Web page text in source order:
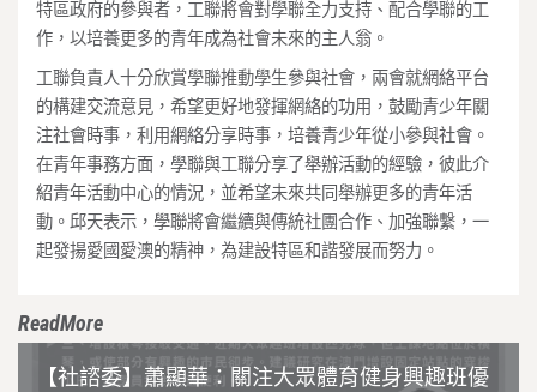
特區政府的參與者，工聯將會對學聯全力支持、配合學聯的工
作，以培養更多的青年成為社會未來的主人翁。
工聯負責人十分欣賞學聯推動學生參與社會，兩會就網絡平台
的構建交流意見，希望更好地發揮網絡的功用，鼓勵青少年關
注社會時事，利用網絡分享時事，培養青少年從小參與社會。
在青年事務方面，學聯與工聯分享了舉辦活動的經驗，彼此介
紹青年活動中心的情況，並希望未來共同舉辦更多的青年活
動。邱天表示，學聯將會繼續與傳統社團合作、加強聯繫，一
起發揚愛國愛澳的精神，為建設特區和諧發展而努力。
ReadMore
【社諮委】蕭顯華：關注大眾體育健身興趣班優